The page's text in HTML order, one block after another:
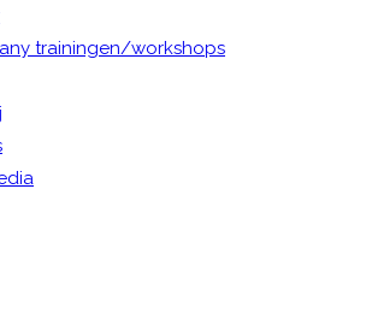
trainingen/workshops